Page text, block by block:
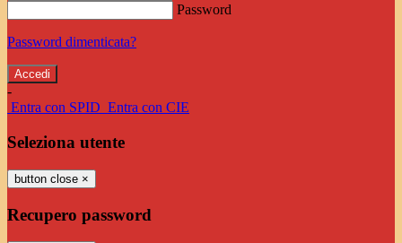
Password
Password dimenticata?
-
Entra con SPID Entra con CIE
Seleziona utente
button close ×
Recupero password